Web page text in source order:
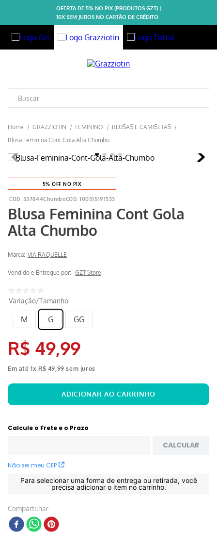
OFERTA DE 5% NO PIX (PRODUTOS GZT) |
10X SEM JUROS NO CARTÃO DE CRÉDITO
GRAZZIOTIN FEMININO
BLUSAS E CAMISETAS
Blusa Feminina Cont Gola Alta Chumbo
5% OFF NO PIX
537844Chumbo 100515191533
Blusa Feminina Cont Gola
Alta Chumbo
Marca: VIA RAQUELLE
Vendido e Entregue por: GZT Store
Variação/Tamanho
M G GG
R$ 49,99
Em até1x R$ 49 99 sem juros
Calcule o Frete e o Prazo
Não sei meu CEP
CALCULAR
Para selecionar uma forma de entrega ou retirada, você
precisa adicionar o item no carrinho.
Compartilhar